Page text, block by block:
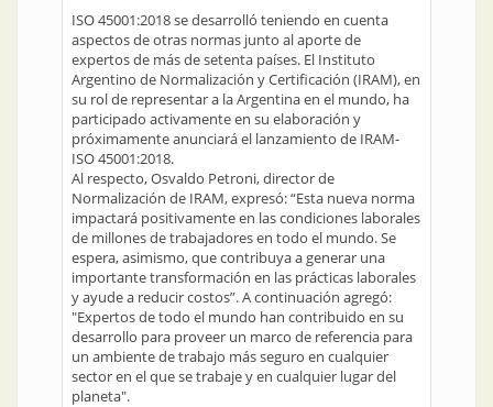
ISO 45001:2018 se desarrolló teniendo en cuenta
aspectos de otras normas junto al aporte de
expertos de más de setenta países. El Instituto
Argentino de Normalización y Certificación (IRAM), en
su rol de representar a la Argentina en el mundo, ha
participado activamente en su elaboración y
próximamente anunciará el lanzamiento de IRAM-
ISO 45001:2018.
Al respecto, Osvaldo Petroni, director de
Normalización de IRAM, expresó: “Esta nueva norma
impactará positivamente en las condiciones laborales
de millones de trabajadores en todo el mundo. Se
espera, asimismo, que contribuya a generar una
importante transformación en las prácticas laborales
y ayude a reducir costos”. A continuación agregó:
"Expertos de todo el mundo han contribuido en su
desarrollo para proveer un marco de referencia para
un ambiente de trabajo más seguro en cualquier
sector en el que se trabaje y en cualquier lugar del
planeta".